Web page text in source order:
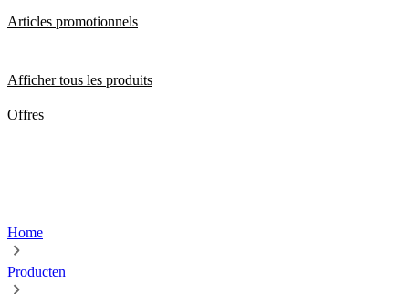
Articles promotionnels
Afficher tous les produits
Offres
Home
Producten